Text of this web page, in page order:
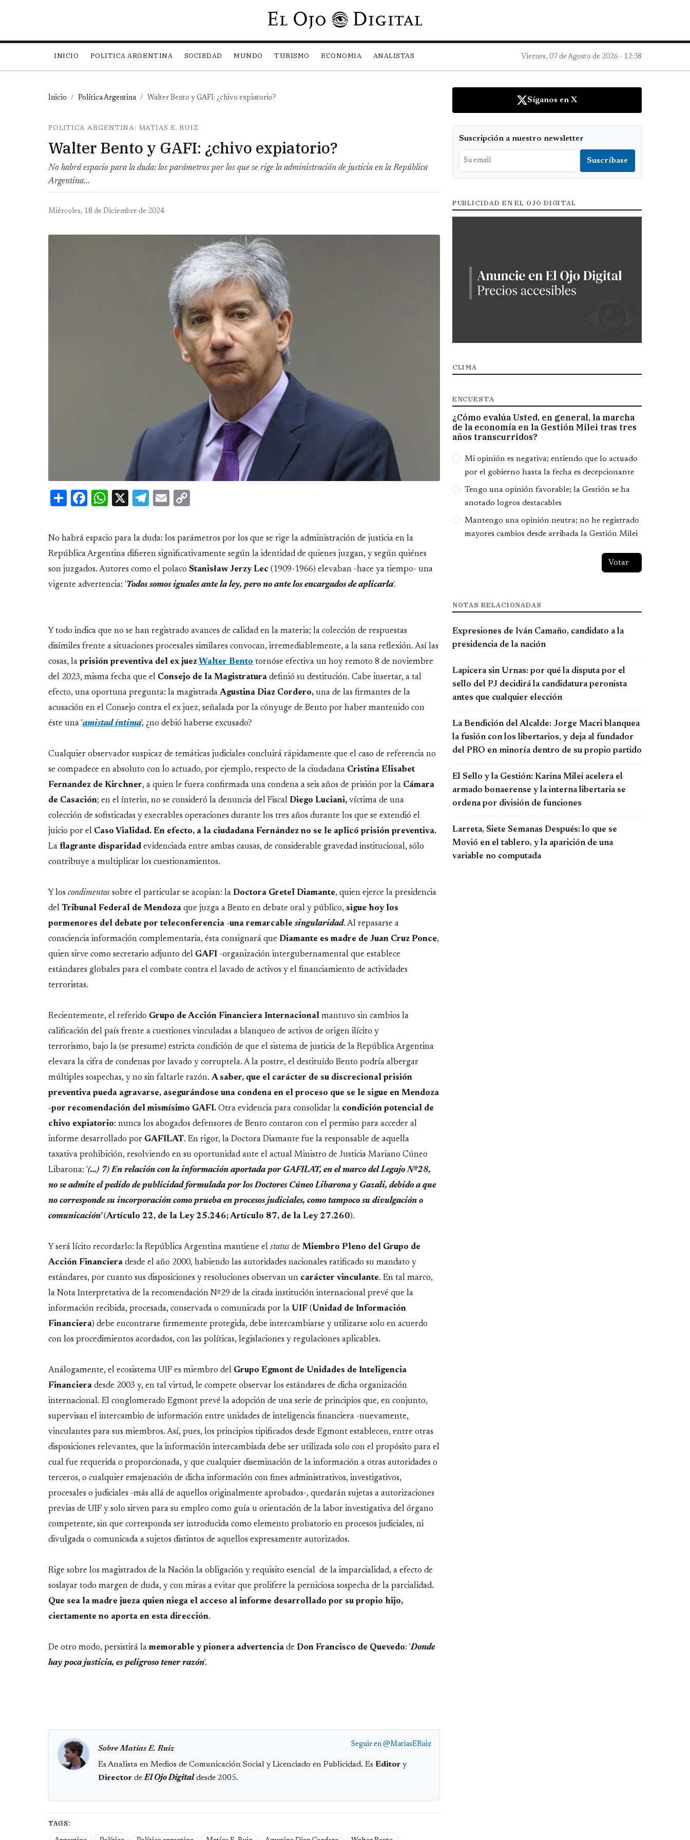
Pasar al contenido principal
INICIO POLITICA ARGENTINA SOCIEDAD MUNDO TURISMO ECONOMIA ANALISTAS Viernes, 07 de Agosto de 2026 - 12:38
Inicio Política Argentina Walter Bento y GAFI: ¿chivo expiatorio?
POLITICA ARGENTINA: MATIAS E. RUIZ
Walter Bento y GAFI: ¿chivo expiatorio?
No habrá espacio para la duda: los parámetros por los que se rige la administración de justicia en la República
Argentina...
Miércoles, 18 de Diciembre de 2024
ShareFacebook
WhatsApp
X Telegram
Email
No habrá espacio para la duda: los parámetros por los que se rige la administración de justicia en la
República Argentina difieren significativamente según la identidad de quienes juzgan, y según quiénes
son juzgados. Autores como el polaco Stanisław Jerzy Lec (1909-1966) elevaban -hace ya tiempo- una
vigente advertencia: 'Todos somos iguales ante la ley, pero no ante los encargados de aplicarla'.
Y todo indica que no se han registrado avances de calidad en la materia; la colección de respuestas
disímiles frente a situaciones procesales similares convocan, irremediablemente, a la sana reflexión. Así las
cosas, la prisión preventiva del ex juez Walter Bento tornóse efectiva un hoy remoto 8 de noviembre
del 2023, misma fecha que el Consejo de la Magistratura definió su destitución. Cabe insertar, a tal
efecto, una oportuna pregunta: la magistrada Agustina Diaz Cordero, una de las firmantes de la
acusación en el Consejo contra el ex juez, señalada por la cónyuge de Bento por haber mantenido con
éste una 'amistad íntima', ¿no debió haberse excusado?
Cualquier observador suspicaz de temáticas judiciales concluirá rápidamente que el caso de referencia no
se compadece en absoluto con lo actuado, por ejemplo, respecto de la ciudadana Cristina Elisabet
Fernandez de Kirchner, a quien le fuera confirmada una condena a seis años de prisión por la Cámara
de Casación; en el ínterin, no se consideró la denuncia del Fiscal Diego Luciani, víctima de una
colección de sofisticadas y execrables operaciones durante los tres años durante los que se extendió el
juicio por el Caso Vialidad. En efecto, a la ciudadana Fernández no se le aplicó prisión preventiva.
La flagrante disparidad evidenciada entre ambas causas, de considerable gravedad institucional, sólo
contribuye a multiplicar los cuestionamientos.
Y los condimentos sobre el particular se acopian: la Doctora Gretel Diamante, quien ejerce la presidencia
del Tribunal Federal de Mendoza que juzga a Bento en debate oral y público, sigue hoy los
pormenores del debate por teleconferencia -una remarcable singularidad. Al repasarse a
consciencia información complementaria, ésta consignará que Diamante es madre de Juan Cruz Ponce,
quien sirve como secretario adjunto del GAFI -organización intergubernamental que establece
estándares globales para el combate contra el lavado de activos y el financiamiento de actividades
terroristas.
Recientemente, el referido Grupo de Acción Financiera Internacional mantuvo sin cambios la
calificación del país frente a cuestiones vinculadas a blanqueo de activos de origen ilícito y
terrorismo, bajo la (se presume) estricta condición de que el sistema de justicia de la República Argentina
elevara la cifra de condenas por lavado y corruptela. A la postre, el destituído Bento podría albergar
múltiples sospechas, y no sin faltarle razón. A saber, que el carácter de su discrecional prisión
preventiva pueda agravarse, asegurándose una condena en el proceso que se le sigue en Mendoza
-por recomendación del mismísimo GAFI. Otra evidencia para consolidar la condición potencial de
chivo expiatorio: nunca los abogados defensores de Bento contaron con el permiso para acceder al
informe desarrollado por GAFILAT. En rigor, la Doctora Diamante fue la responsable de aquella
taxativa prohibición, resolviendo en su oportunidad ante el actual Ministro de Justicia Mariano Cúneo
Libarona: '(...) 7) En relación con la información aportada por GAFILAT, en el marco del Legajo Nº28,
no se admite el pedido de publicidad formulada por los Doctores Cúneo Libarona y Gazali, debido a que
no corresponde su incorporación como prueba en procesos judiciales, como tampoco su divulgación o
comunicación'(Artículo 22, de la Ley 25.246; Artículo 87, de la Ley 27.260).
Y será lícito recordarlo: la República Argentina mantiene el status de Miembro Pleno del Grupo de
Acción Financiera desde el año 2000, habiendo las autoridades nacionales ratificado su mandato y
estándares, por cuanto sus disposiciones y resoluciones observan un carácter vinculante. En tal marco,
la Nota Interpretativa de la recomendación Nº29 de la citada institución internacional prevé que la
información recibida, procesada, conservada o comunicada por la UIF ( Unidad de Información
Financiera) debe encontrarse firmemente protegida, debe intercambiarse y utilizarse solo en acuerdo
con los procedimientos acordados, con las políticas, legislaciones y regulaciones aplicables.
Análogamente, el ecosistema UIF es miembro del Grupo Egmont de Unidades de Inteligencia
Financiera desde 2003 y, en tal virtud, le compete observar los estándares de dicha organización
internacional. El conglomerado Egmont prevé la adopción de una serie de principios que, en conjunto,
supervisan el intercambio de información entre unidades de inteligencia financiera -nuevamente,
vinculantes para sus miembros. Así, pues, los principios tipificados desde Egmont establecen, entre otras
disposiciones relevantes, que la información intercambiada debe ser utilizada solo con el propósito para el
cual fue requerida o proporcionada, y que cualquier diseminación de la información a otras autoridades o
terceros, o cualquier emajenación de dicha información con fines administrativos, investigativos,
procesales o judiciales -más allá de aquellos originalmente aprobados-, quedarán sujetas a autorizaciones
previas de UIF y solo sirven para su empleo como guía u orientación de la labor investigativa del órgano
competente, sin que corresponda ser introducida como elemento probatorio en procesos judiciales, ni
divulgada o comunicada a sujetos distintos de aquellos expresamente autorizados.
Rige sobre los magistrados de la Nación la obligación y requisito esencial de la imparcialidad, a efecto de
soslayar todo margen de duda, y con miras a evitar que prolifere la perniciosa sospecha de la parcialidad.
Que sea la madre jueza quien niega el acceso al informe desarrollado por su propio hijo,
ciertamente no aporta en esta dirección.
De otro modo, persistirá la memorable y pionera advertencia de Don Francisco de Quevedo: 'Donde
hay poca justicia, es peligroso tener razón'.
Seguir en @MatiasERuiz
Sobre Matias E. Ruiz
Es Analista en Medios de Comunicación Social y Licenciado en Publicidad. Es Editor y
Director deEl Ojo Digitaldesde 2005.
TAGS:
Síganos en X
Suscripción a nuestro newsletter
PUBLICIDAD EN EL OJO DIGITAL
CLIMA
ENCUESTA
¿Cómo evalúa Usted, en general, la marcha
de la economía en la Gestión Milei tras tres
años transcurridos?
Opciones
Mi opinión es negativa; entiendo que lo actuado
por el gobierno hasta la fecha es decepcionante
Tengo una opinión favorable; la Gestión se ha
anotado logros destacables
Mantengo una opinión neutra; no he registrado
mayores cambios desde arribada la Gestión Milei
NOTAS RELACIONADAS
Expresiones de Iván Camaño, candidato a la
presidencia de la nación
Lapicera sin Urnas: por qué la disputa por el
sello del PJ decidirá la candidatura peronista
antes que cualquier elección
La Bendición del Alcalde: Jorge Macri blanquea
la fusión con los libertarios, y deja al fundador
del PRO en minoría dentro de su propio partido
El Sello y la Gestión: Karina Milei acelera el
armado bonaerense y la interna libertaria se
ordena por división de funciones
Larreta, Siete Semanas Después: lo que se
Movió en el tablero, y la aparición de una
variable no computada